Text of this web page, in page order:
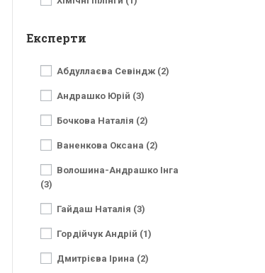
Експерти
Абдуллаєва Севіндж (2)
Андрашко Юрій (3)
Бочкова Наталія (2)
Ваненкова Оксана (2)
Волошина-Андрашко Інга
(3)
Гайдаш Наталія (3)
Гордійчук Андрій (1)
Дмитрієва Ірина (2)